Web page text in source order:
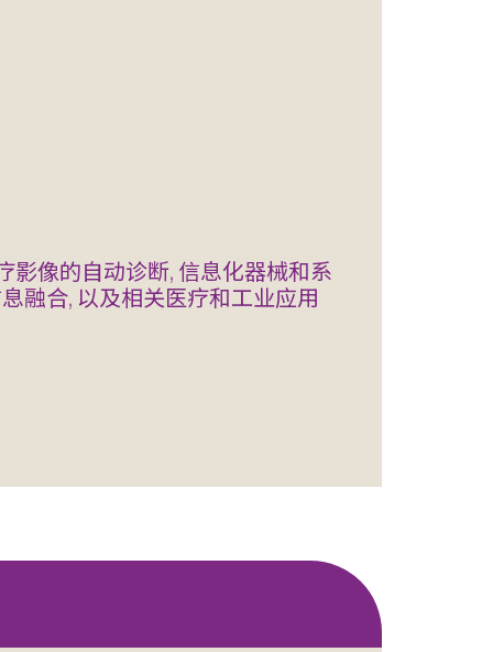
影像的自动诊断, 信息化器械和系
融合, 以及相关医疗和工业应用